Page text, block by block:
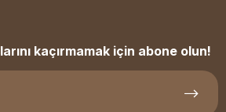
kaçırmamak için abone olun!